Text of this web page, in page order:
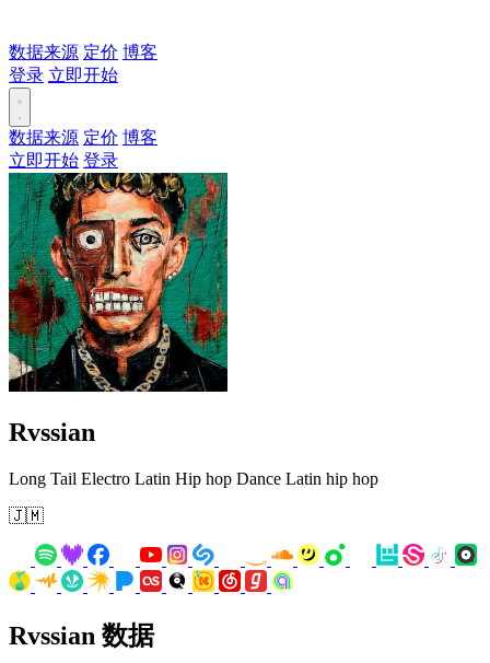
数据来源 定价 博客
登录 立即开始
数据来源 定价 博客
立即开始 登录
Rvssian
Long Tail Electro Latin Hip hop Dance Latin hip hop
🇯🇲
Rvssian 数据